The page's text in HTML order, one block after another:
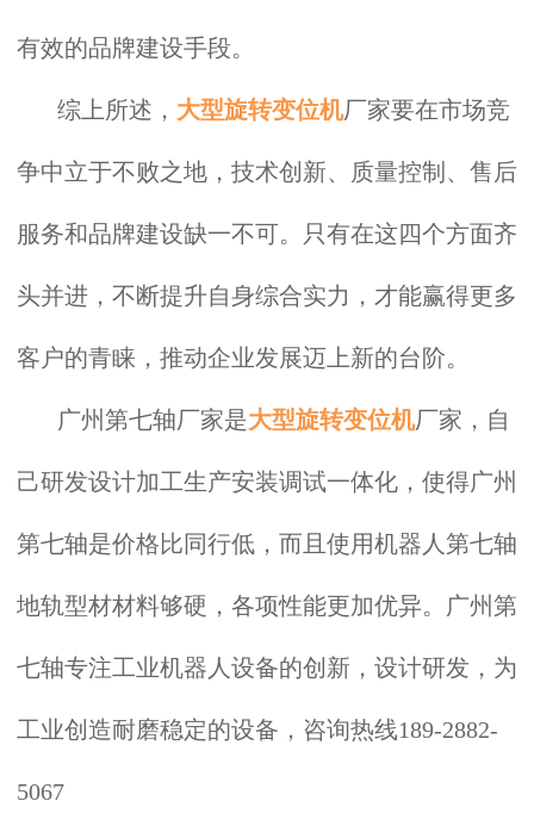
有效的品牌建设手段。
综上所述， 大型旋转变位机厂家要在市场竞
争中立于不败之地，技术创新、质量控制、售后
服务和品牌建设缺一不可。只有在这四个方面齐
头并进，不断提升自身综合实力，才能赢得更多
客户的青睐，推动企业发展迈上新的台阶。
广州第七轴厂家是大型旋转变位机厂家，自
己研发设计加工生产安装调试一体化，使得广州
第七轴是价格比同行低，而且使用机器人第七轴
地轨型材材料够硬，各项性能更加优异。广州第
七轴专注工业机器人设备的创新，设计研发，为
工业创造耐磨稳定的设备，咨询热线189-2882-
5067